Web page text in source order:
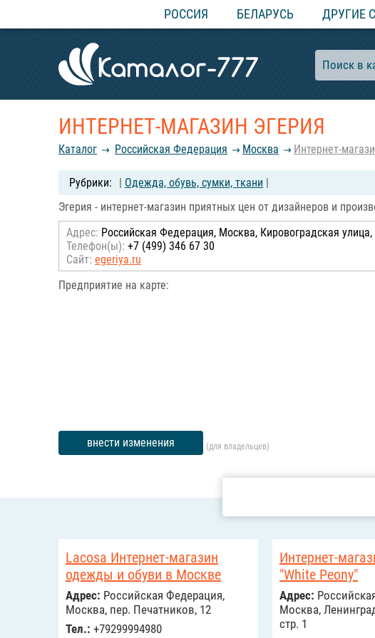
РОССИЯ БЕЛАРУСЬ ДРУГИЕ
ИНТЕРНЕТ-МАГАЗИН ЭГЕРИЯ
Каталог Российcкая Федерация Москва Интернет-
| Одежда, обувь, сумки, ткани |
Эгерия - интернет-магазин приятных цен от дизайнеров и
Адрес: Российcкая Федерация, Москва, Кировоградская
Телефон(ы): +7 (499) 346 67 30
Сайт: egeriya.ru
Предприятие на карте:
внести изменения (для владельцев)
Lacosa Интернет-магазин
одежды и обуви в Москве
Адрес: Российcкая Федерация,
Москва, пер. Печатников, 12
Тел.: +79299994980
Интернет-
"White Peony"
Адрес:
Москва,
стр. 1